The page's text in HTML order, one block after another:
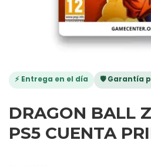
⚡ Entrega en el día 🛡️ Garantía
DRAGON BALL
PS5 CUENTA